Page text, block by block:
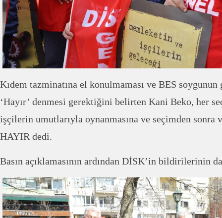
Kıdem tazminatına el konulmaması ve BES
‘Hayır’ denmesi gerektiğini belirten Kani Beko, her
işçilerin umutlarıyla oynanmasına ve seçimden sonra
HAYIR dedi.
Basın açıklamasının ardından DİSK’in bildirilerinin